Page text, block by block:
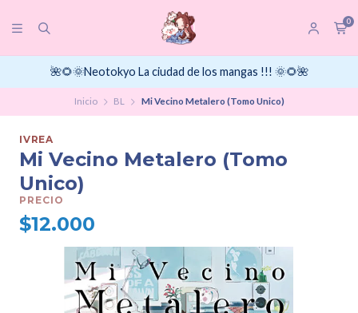
0
🌺🌻🌞Neotokyo La ciudad de los mangas !!! 🌞🌻🌺
Inicio BL Mi Vecino Metalero (Tomo Unico)
IVREA
Mi Vecino Metalero (Tomo
Unico)
PRECIO
$12.000